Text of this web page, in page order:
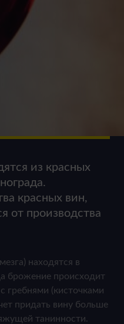
из красных
красных вин,
от производства
находятся в
брожение происходит
гребнями (кисточками
придать вину больше
танинности.